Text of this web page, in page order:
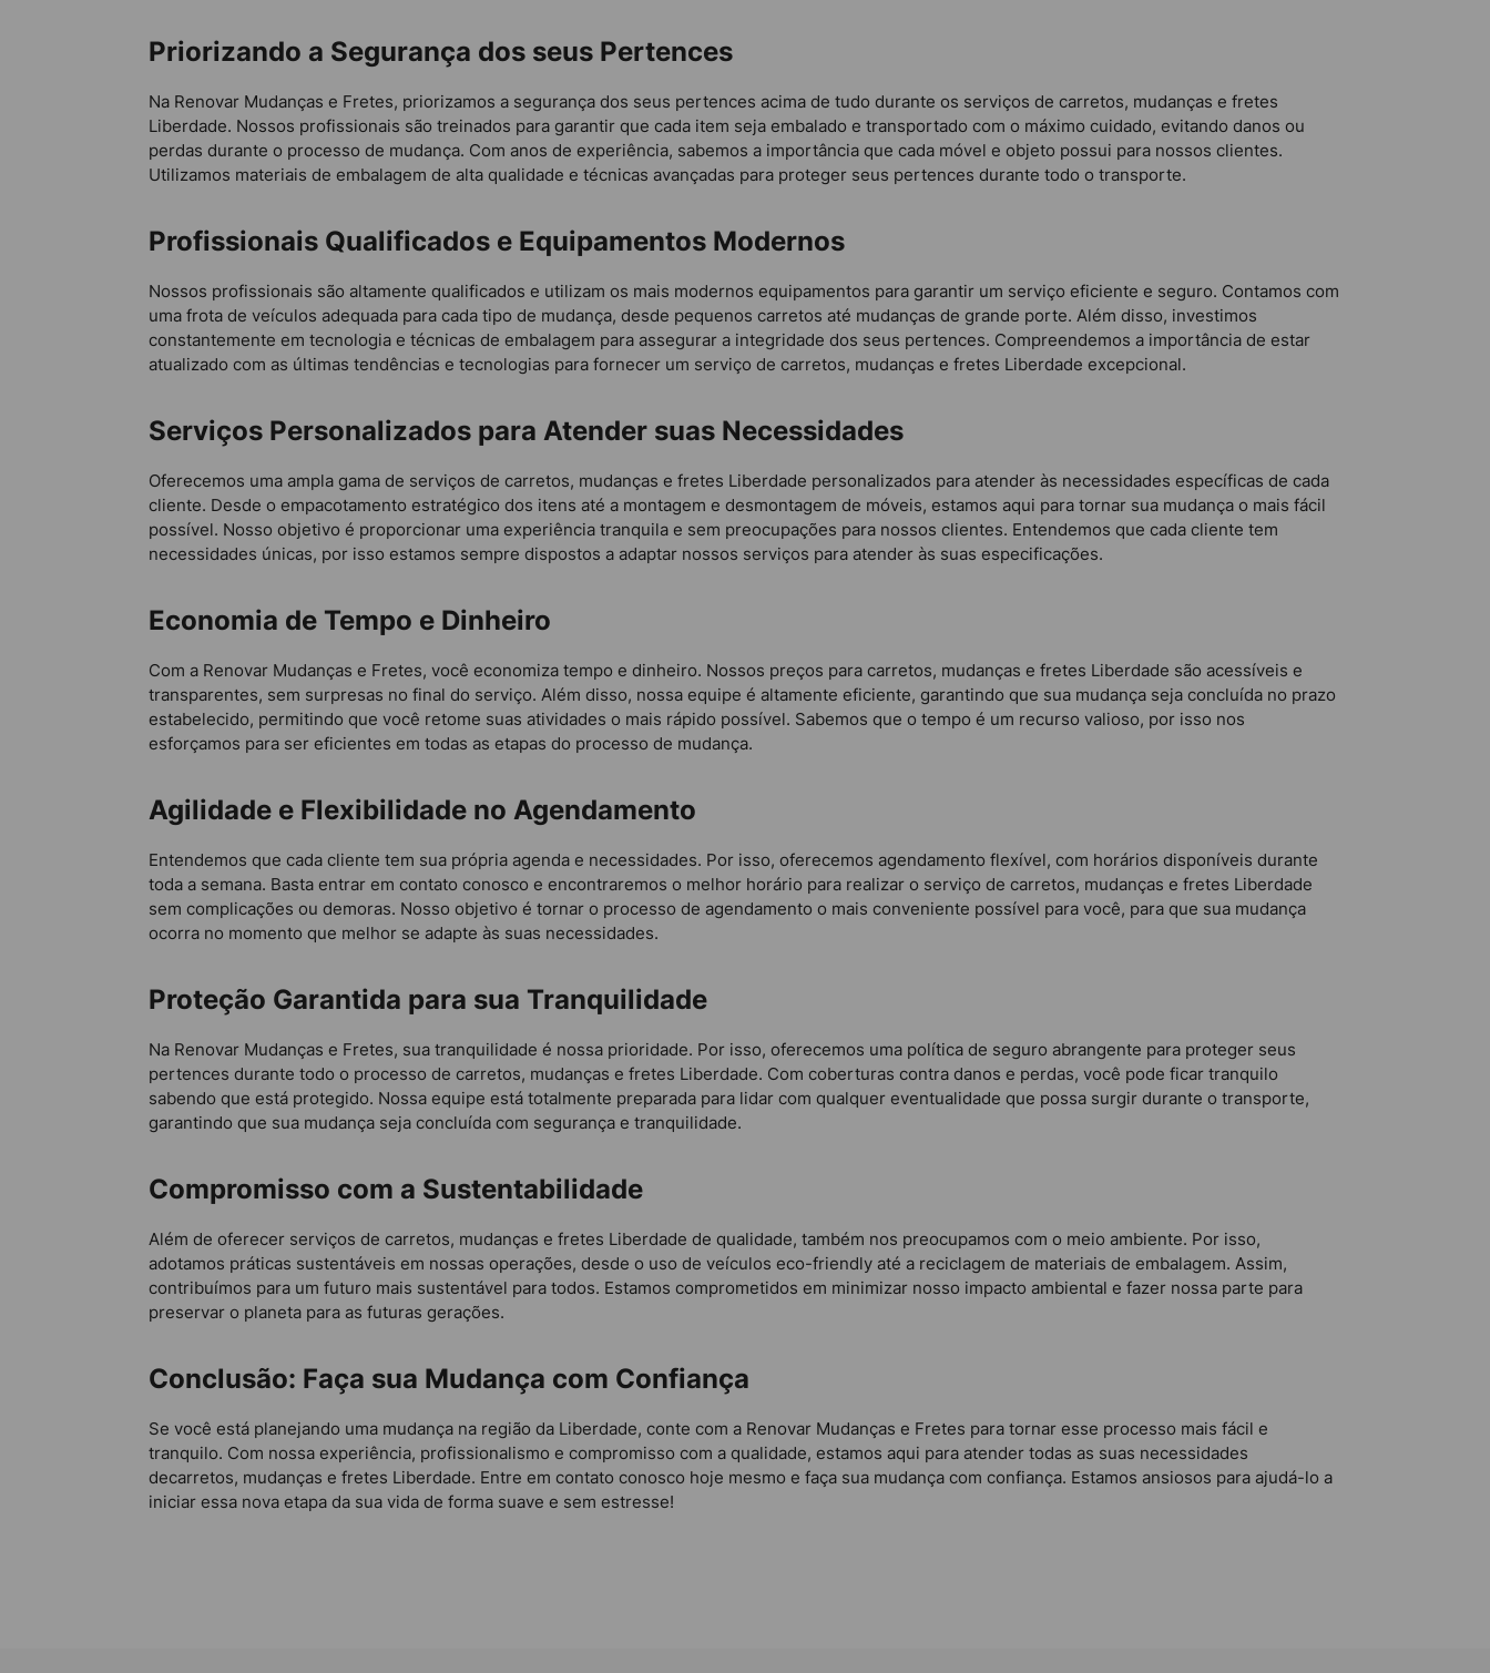
Priorizando a Segurança dos seus Pertences
Na Renovar Mudanças e Fretes, priorizamos a segurança dos seus pertences acima de tudo durante os serviços de carretos, mudanças e fretes
Liberdade. Nossos profissionais são treinados para garantir que cada item seja embalado e transportado com o máximo cuidado, evitando danos ou
perdas durante o processo de mudança. Com anos de experiência, sabemos a importância que cada móvel e objeto possui para nossos clientes.
Utilizamos materiais de embalagem de alta qualidade e técnicas avançadas para proteger seus pertences durante todo o transporte.
Profissionais Qualificados e Equipamentos Modernos
Nossos profissionais são altamente qualificados e utilizam os mais modernos equipamentos para garantir um serviço eficiente e seguro. Contamos com
uma frota de veículos adequada para cada tipo de mudança, desde pequenos carretos até mudanças de grande porte. Além disso, investimos
constantemente em tecnologia e técnicas de embalagem para assegurar a integridade dos seus pertences. Compreendemos a importância de estar
atualizado com as últimas tendências e tecnologias para fornecer um serviço de carretos, mudanças e fretes Liberdade excepcional.
Serviços Personalizados para Atender suas Necessidades
Oferecemos uma ampla gama de serviços de carretos, mudanças e fretes Liberdade personalizados para atender às necessidades específicas de cada
cliente. Desde o empacotamento estratégico dos itens até a montagem e desmontagem de móveis, estamos aqui para tornar sua mudança o mais fácil
possível. Nosso objetivo é proporcionar uma experiência tranquila e sem preocupações para nossos clientes. Entendemos que cada cliente tem
necessidades únicas, por isso estamos sempre dispostos a adaptar nossos serviços para atender às suas especificações.
Economia de Tempo e Dinheiro
Com a Renovar Mudanças e Fretes, você economiza tempo e dinheiro. Nossos preços para carretos, mudanças e fretes Liberdade são acessíveis e
transparentes, sem surpresas no final do serviço. Além disso, nossa equipe é altamente eficiente, garantindo que sua mudança seja concluída no prazo
estabelecido, permitindo que você retome suas atividades o mais rápido possível. Sabemos que o tempo é um recurso valioso, por isso nos
esforçamos para ser eficientes em todas as etapas do processo de mudança.
Agilidade e Flexibilidade no Agendamento
Entendemos que cada cliente tem sua própria agenda e necessidades. Por isso, oferecemos agendamento flexível, com horários disponíveis durante
toda a semana. Basta entrar em contato conosco e encontraremos o melhor horário para realizar o serviço de carretos, mudanças e fretes Liberdade
sem complicações ou demoras. Nosso objetivo é tornar o processo de agendamento o mais conveniente possível para você, para que sua mudança
ocorra no momento que melhor se adapte às suas necessidades.
Proteção Garantida para sua Tranquilidade
Na Renovar Mudanças e Fretes, sua tranquilidade é nossa prioridade. Por isso, oferecemos uma política de seguro abrangente para proteger seus
pertences durante todo o processo de carretos, mudanças e fretes Liberdade. Com coberturas contra danos e perdas, você pode ficar tranquilo
sabendo que está protegido. Nossa equipe está totalmente preparada para lidar com qualquer eventualidade que possa surgir durante o transporte,
garantindo que sua mudança seja concluída com segurança e tranquilidade.
Compromisso com a Sustentabilidade
Além de oferecer serviços de carretos, mudanças e fretes Liberdade de qualidade, também nos preocupamos com o meio ambiente. Por isso,
adotamos práticas sustentáveis em nossas operações, desde o uso de veículos eco-friendly até a reciclagem de materiais de embalagem. Assim,
contribuímos para um futuro mais sustentável para todos. Estamos comprometidos em minimizar nosso impacto ambiental e fazer nossa parte para
preservar o planeta para as futuras gerações.
Conclusão: Faça sua Mudança com Confiança
Se você está planejando uma mudança na região da Liberdade, conte com a Renovar Mudanças e Fretes para tornar esse processo mais fácil e
tranquilo. Com nossa experiência, profissionalismo e compromisso com a qualidade, estamos aqui para atender todas as suas necessidades
decarretos, mudanças e fretes Liberdade. Entre em contato conosco hoje mesmo e faça sua mudança com confiança. Estamos ansiosos para ajudá-lo a
iniciar essa nova etapa da sua vida de forma suave e sem estresse!